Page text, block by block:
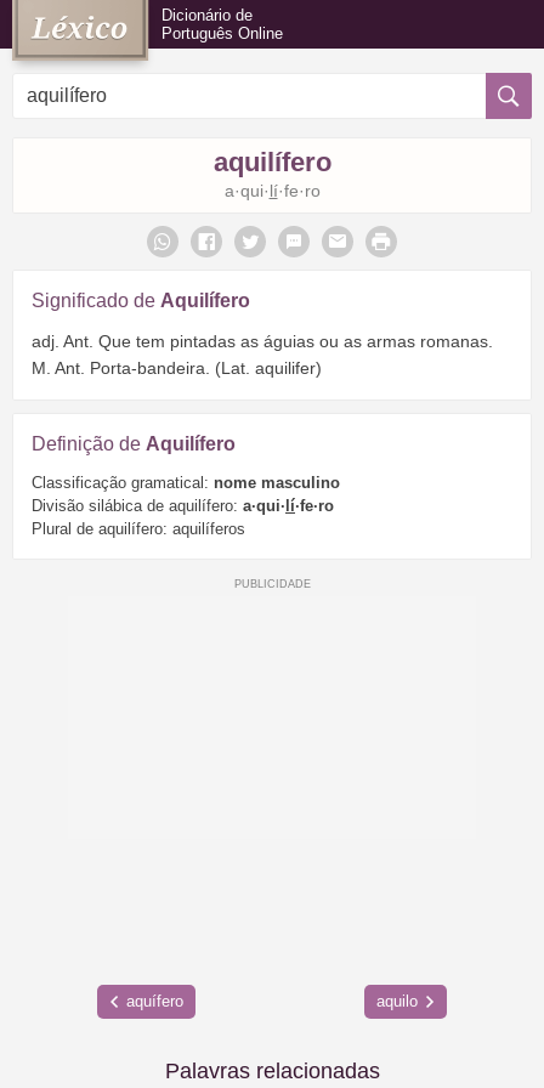
Dicionário de
Português Online
aquilífero
a·qui·lí·fe·ro
Significado de Aquilífero
adj. Ant. Que tem pintadas as águias ou as armas romanas.
M. Ant. Porta-bandeira. (Lat. aquilifer)
Definição de Aquilífero
Classificação gramatical: nome masculino
Divisão silábica de aquilífero: a·qui·lí·fe·ro
Plural de aquilífero: aquilíferos
aquífero aquilo
Palavras relacionadas